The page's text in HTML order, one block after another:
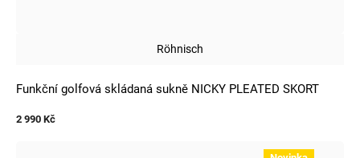
Röhnisch
Funkční golfová skládaná sukně NICKY PLEATED SKORT
2 990 Kč